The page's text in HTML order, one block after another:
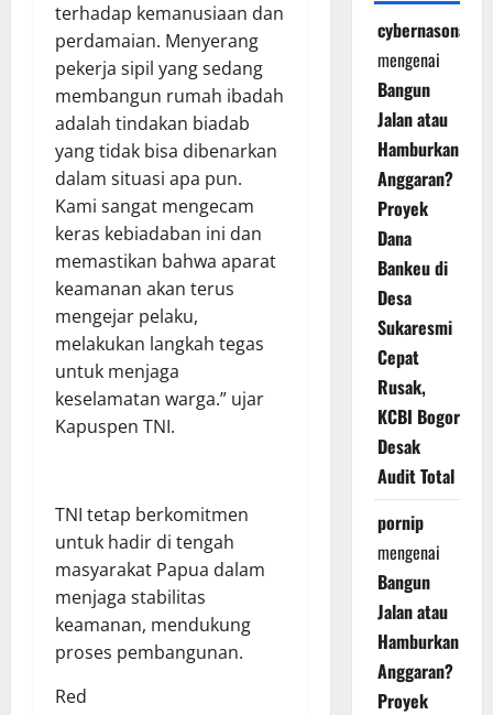
terhadap kemanusiaan dan
perdamaian. Menyerang
pekerja sipil yang sedang
membangun rumah ibadah
adalah tindakan biadab
yang tidak bisa dibenarkan
dalam situasi apa pun.
Kami sangat mengecam
keras kebiadaban ini dan
memastikan bahwa aparat
keamanan akan terus
mengejar pelaku,
melakukan langkah tegas
untuk menjaga
keselamatan warga.” ujar
Kapuspen TNI.
TNI tetap berkomitmen
untuk hadir di tengah
masyarakat Papua dalam
menjaga stabilitas
keamanan, mendukung
proses pembangunan.
Red
cybernasonal
mengenai
Bangun
Jalan atau
Hamburkan
Anggaran?
Proyek
Dana
Bankeu di
Desa
Sukaresmi
Cepat
Rusak,
KCBI Bogor
Desak
Audit Total
pornip
mengenai
Bangun
Jalan atau
Hamburkan
Anggaran?
Proyek